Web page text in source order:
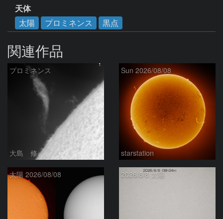
天体
太陽
プロミネンス 黒点
関連作品
プロミネンス
大島 修
Sun 2026/08/08
starstation
太陽 2026/08/08 2026/8/8 太陽